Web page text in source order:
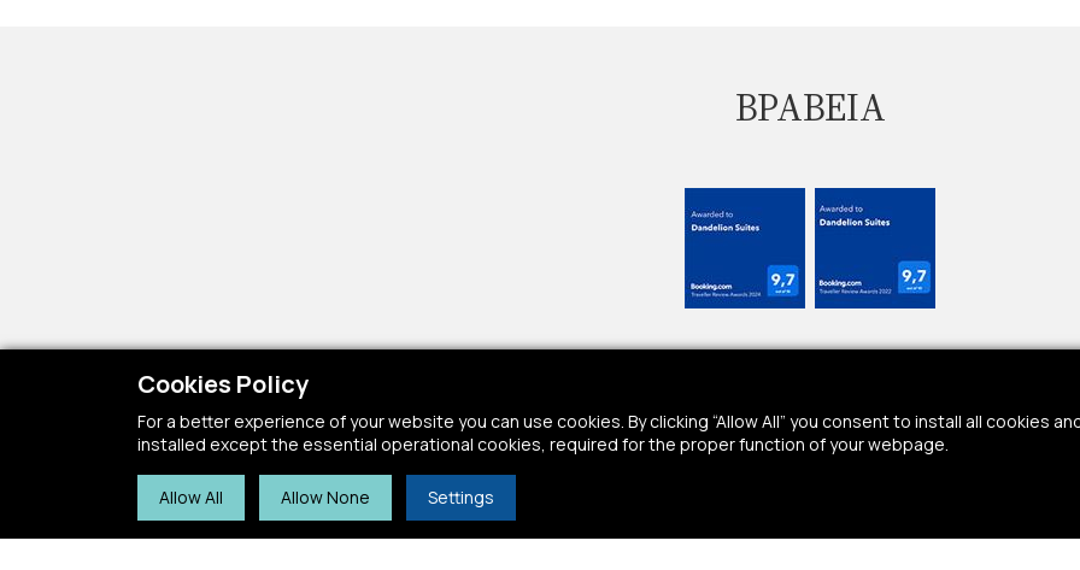
ΒΡΑΒΕΙΑ
NEWSLETTER
Όνομα *
Cookies Policy
For a better experience of your website you can use cookies. By clicking “Allow All” you consent to install all cookies
installed except the essential operational cookies, required for the proper function of your webpage.
Allow All Allow None Settings